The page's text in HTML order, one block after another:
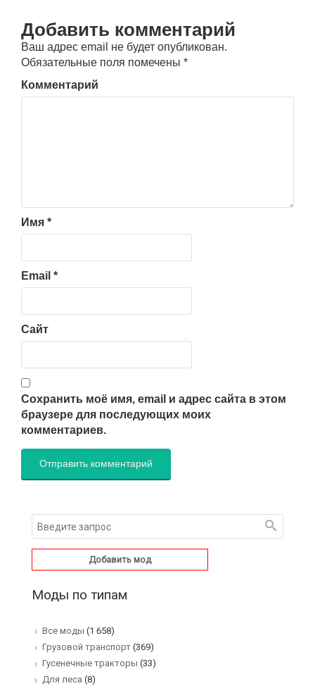
Добавить комментарий
Ваш адрес email не будет опубликован.
Обязательные поля помечены *
Комментарий
Имя *
Email *
Сайт
Сохранить моё имя, email и адрес сайта в этом
браузере для последующих моих
комментариев.
Добавить мод
Моды по типам
Все моды (1 658)
Грузовой транспорт (369)
Гусенечные тракторы (33)
Для леса (8)